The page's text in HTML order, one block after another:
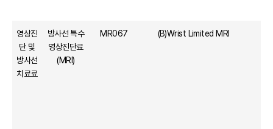
영상진
단 및
방사선
치료료
방사선 특수
영상진단료
(MRI)
MR067 (B)Wrist Limited MRI